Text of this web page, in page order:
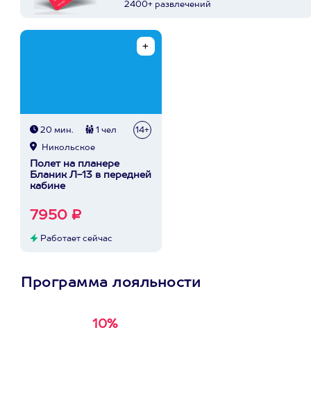
2400+ развлечений
20 мин. 1 чел 14+
Никольское
Полет на планере
Бланик Л-13 в передней
кабине
7950 ₽
Работает сейчас
Программа лояльности
10%